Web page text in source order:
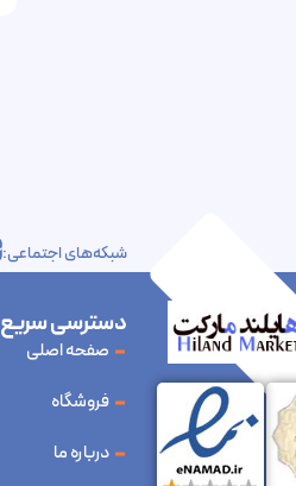
شبکه‌های اجتماعی:
دسترسی سریع
صفحه اصلی
فروشگاه
درباره ما